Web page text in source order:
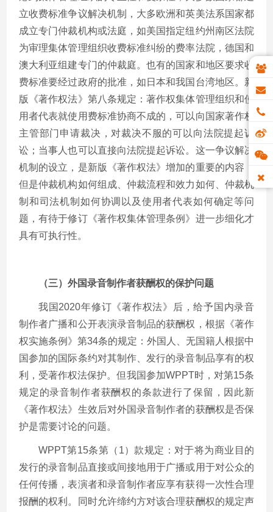
立收费标准争议解决机制，大多欧洲和英美法系国家都
成立专门仲裁机构或法庭，如美国指定纽约州南区法院
为审理集体管理组织收费标准纠纷的费率法院，德国和
澳大利亚组建专门的仲裁庭。也有的国家和地区要求收
费标准要经过政府的批准，如日本和我国台湾地区。新
版《著作权法》第八条规定：著作权集体管理组织和使
用者代表就使用费标准协商不成的，可以向国家著作权
主管部门申请裁决，对裁决不服的可以向法院提起诉
讼；当事人也可以直接向法院提起诉讼。这一争议解决
机制的设立，是新版《著作权法》增加的重要的内容，
但是仲裁机构如何组成、仲裁流程和效力如何、仲裁机
制和司法机制如何协调以及使用者代表如何确定等问
题，有待于修订《著作权集体管理条例》进一步细化才
具有可执行性。
（三）外国录音制作者获酬权的保护问题
我国2020年修订《著作权法》后，给予国内录音
制作者广播和公开表演录音制品的获酬权，根据《著作
权实施条例》第34条的规定：外国人、无国籍人根据中
国参加的国际条约对其制作、发行的录音制品享有的权
利，受著作权法保护。但我国参加WPPT时，对第15条
规定的录音制作者获酬权的条款进行了保留，因此新
《著作权法》生效后对外国录音制作者的获酬权是否保
护是需要讨论的问题。
WPPT第15条第（1）款规定：对于将为商业目的
发行的录音制品直接或间接地用于广播或用于对公众的
任何传播，表演者和录音制作者应享有获得一次性合理
报酬的权利。同时允许缔约方对该合理获酬权的规定声